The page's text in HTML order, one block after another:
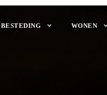
WONEN